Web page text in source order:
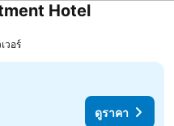
Hotel
วอร์
ดูราคา